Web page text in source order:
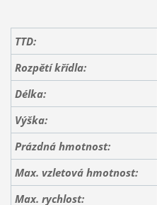
TTD:
Rozpětí křídla:
Délka:
Výška:
Prázdná hmotnost:
Max. vzletová hmotnost:
Max. rychlost: